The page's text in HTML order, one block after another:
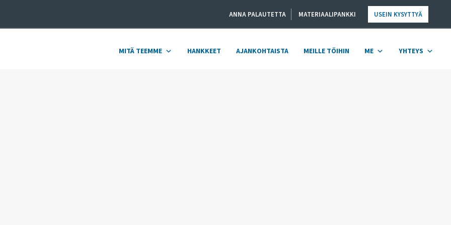
ANNA PALAUTETTA MATERIAALIPANKKI USEIN KYSYTTYÄ
MITÄ TEEMME HANKKEET AJANKOHTAISTA MEILLE TÖIHIN ME YHTEYS